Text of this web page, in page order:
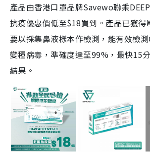
產品由香港口罩品牌Savewo聯乘
抗疫優惠價低至$18買到。產品已獲得
要以採集鼻液樣本作檢測，能有效檢
變種病毒，準確度達至99%，最快15
結果。